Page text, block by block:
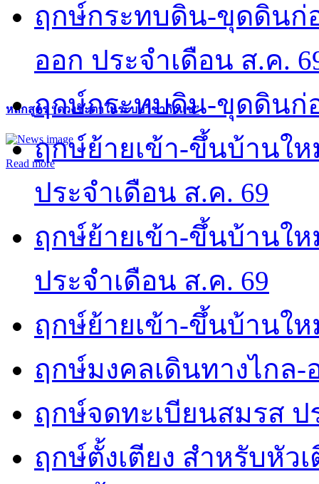
หลักสูตร “ดวงชะตาในระบบวิชากิวแช”
Read more
ฤกษ์กระทบดิน-ขุดดินก่
ออก ประจำเดือน ส.ค.
ฤกษ์กระทบดิน-ขุดดินก่
ฤกษ์ย้ายเข้า-ขึ้นบ้านใ
ประจำเดือน ส.ค. 69
ฤกษ์ย้ายเข้า-ขึ้นบ้านใ
ประจำเดือน ส.ค. 69
ฤกษ์ย้ายเข้า-ขึ้นบ้านให
ฤกษ์มงคลเดินทางไกล-
ฤกษ์จดทะเบียนสมรส ป
ฤกษ์ตั้งเตียง สำหรับหัว